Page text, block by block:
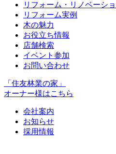
リフォーム・リノベーシ
リフォーム実例
木の魅力
お役立ち情報
店舗検索
イベント参加
お問い合わせ
「住友林業の家」
オーナー様はこちら
会社案内
お知らせ
採用情報